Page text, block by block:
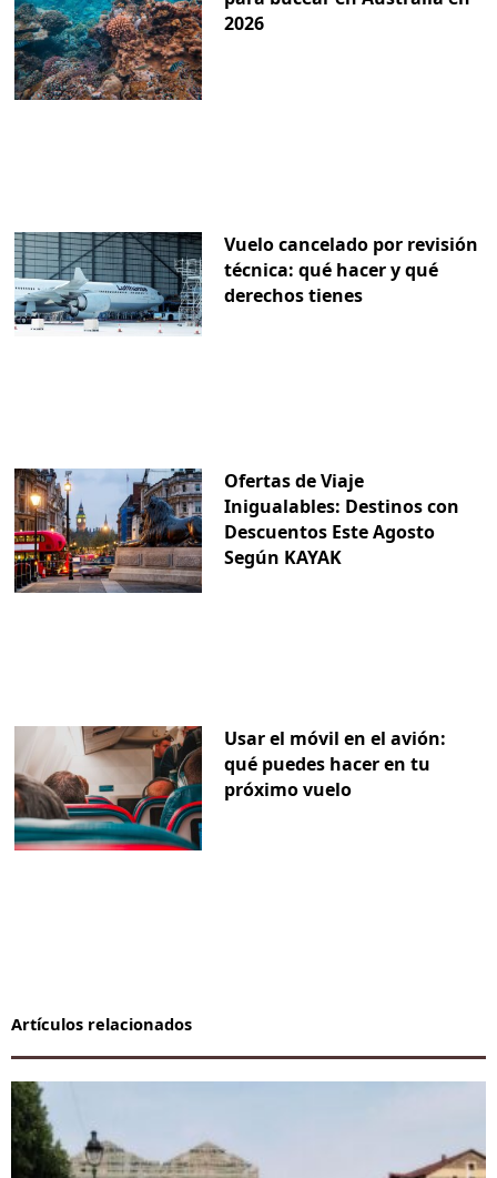
2026
Vuelo cancelado por revisión
técnica: qué hacer y qué
derechos tienes
Ofertas de Viaje
Inigualables: Destinos con
Descuentos Este Agosto
Según KAYAK
Usar el móvil en el avión:
qué puedes hacer en tu
próximo vuelo
Artículos relacionados